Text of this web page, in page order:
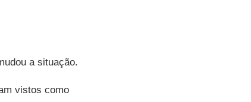
a situação.
vistos como